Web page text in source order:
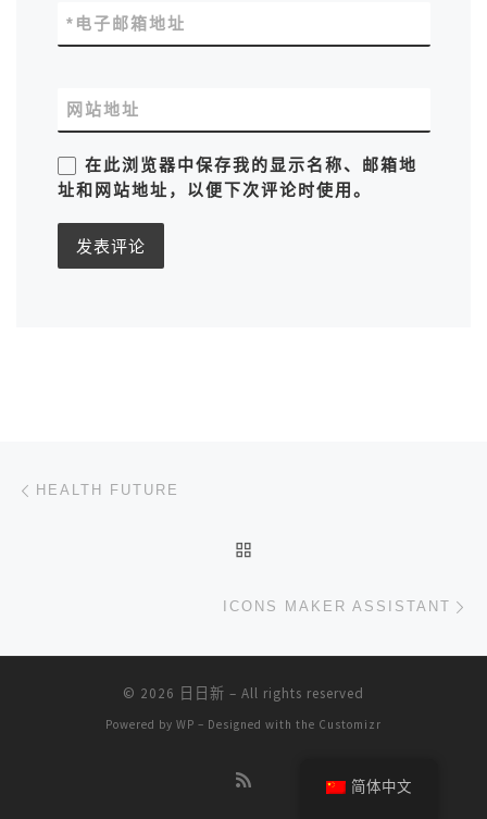
电子邮箱地址
*
网站地址
在此浏览器中保存我的显示名称、邮箱地
址和网站地址，以便下次评论时使用。
文章导航
HEALTH FUTURE
ICONS MAKER ASSISTANT
© 2026 日日新 – All rights reserved
Powered by WP – Designed with the Customizr
简体中文